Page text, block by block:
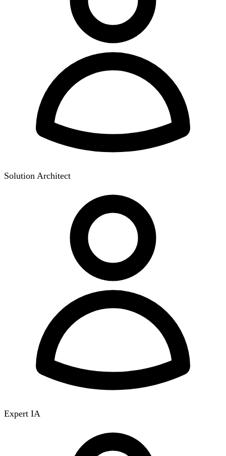
Solution Architect
Expert IA